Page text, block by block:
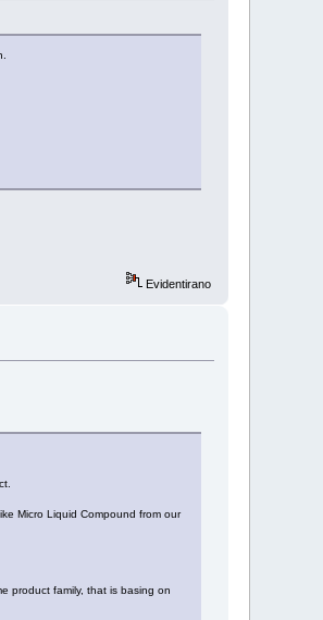
Evidentirano
Micro Liquid Compound from our
product family, that is basing on